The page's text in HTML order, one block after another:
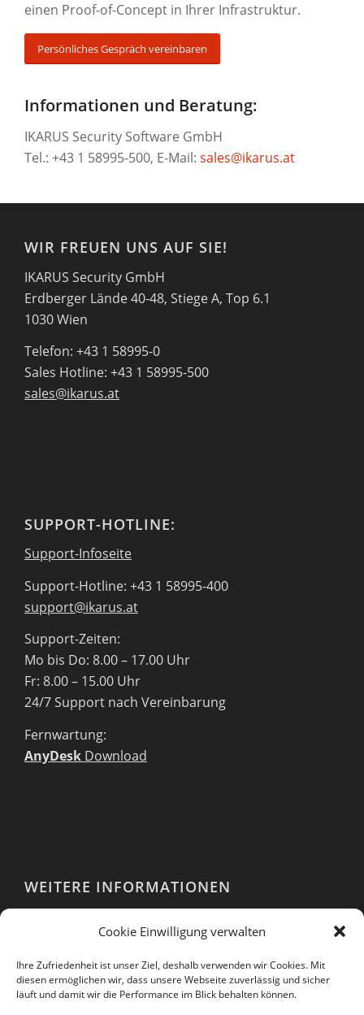
Cookie Einwilligung verwalten
Ihre Zufriedenheit ist unser Ziel, deshalb verwenden wir Cookies. Mit
diesen ermöglichen wir, dass unsere Webseite zuverlässig und sicher
läuft und damit wir die Performance im Blick behalten können.
einen Proof-of-Concept in Ihrer Infrastruktur.
Persönliches Gespräch vereinbaren
Informationen und Beratung:
IKARUS Security Software GmbH
Tel.: +43 1 58995-500, E-Mail: sales@ikarus.at
WIR FREUEN UNS AUF SIE!
IKARUS Security GmbH
Erdberger Lände 40-48, Stiege A, Top 6.1
1030 Wien
Telefon: +43 1 58995-0
Sales Hotline: +43 1 58995-500
sales@ikarus.at
SUPPORT-HOTLINE:
Support-Infoseite
Support-Hotline: +43 1 58995-400
support@ikarus.at
Support-Zeiten:
Mo bis Do: 8.00 – 17.00 Uhr
Fr: 8.00 – 15.00 Uhr
24/7 Support nach Vereinbarung
Fernwartung:
AnyDesk Download
WEITERE INFORMATIONEN
AGB
EULA
Datenschutzerklärung